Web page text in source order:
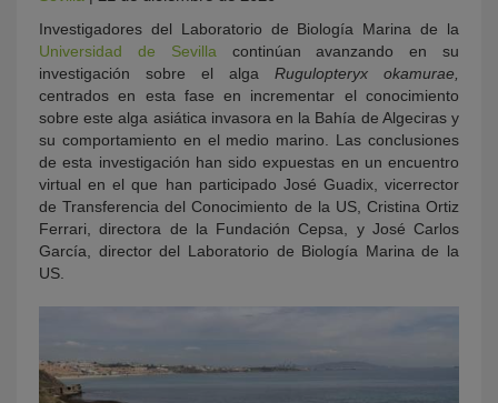
Investigadores del Laboratorio de Biología Marina de la
Universidad de Sevilla continúan avanzando en su
investigación sobre el alga Rugulopteryx okamurae,
centrados en esta fase en incrementar el conocimiento
sobre este alga asiática invasora en la Bahía de Algeciras y
su comportamiento en el medio marino. Las conclusiones
de esta investigación han sido expuestas en un encuentro
virtual en el que han participado José Guadix, vicerrector
de Transferencia del Conocimiento de la US, Cristina Ortiz
Ferrari, directora de la Fundación Cepsa, y José Carlos
García, director del Laboratorio de Biología Marina de la
US.